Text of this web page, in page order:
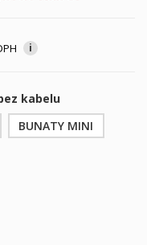
i
bez kabelu
BUNATY MINI